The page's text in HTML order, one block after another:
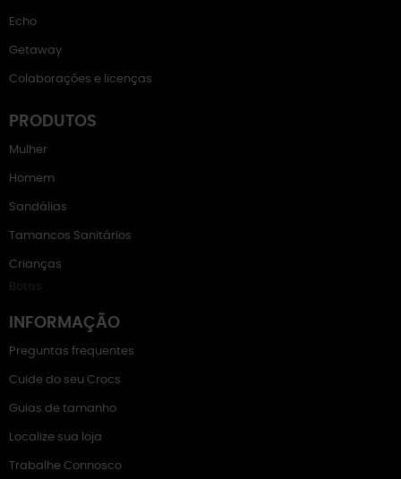
Echo
Getaway
Colaborações e licenças
PRODUTOS
Mulher
Homem
Sandálias
Tamancos Sanitários
Crianças
Botas
INFORMAÇÃO
Preguntas frequentes
Cuide do seu Crocs
Guias de tamanho
Localize sua loja
Trabalhe Connosco